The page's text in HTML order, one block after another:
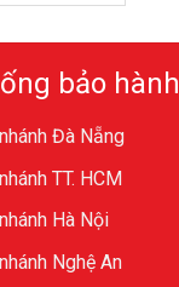
bảo hành
Đà Nẵng
TT. HCM
Hà Nội
Nghệ An